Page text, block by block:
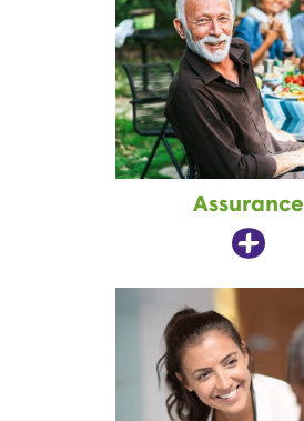
Assurance